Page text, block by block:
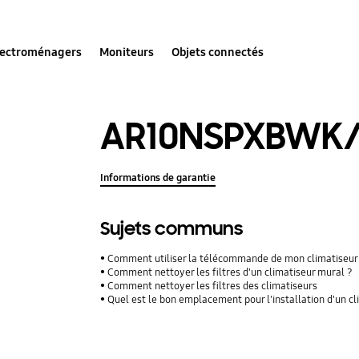
Moniteurs Objets connectés
Informations de garantie
Sujets communs
Comment utiliser la télécommande de mon
Comment nettoyer les filtres d'un climatiseur mural ?
Comment nettoyer les filtres des climatiseurs
Quel est le bon emplacement pour l'installation d'un